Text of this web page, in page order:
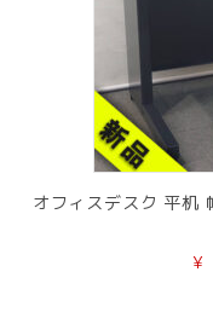
オフィスデスク 平机
¥